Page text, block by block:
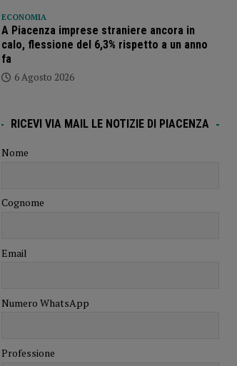
ECONOMIA
A Piacenza imprese straniere ancora in
calo, flessione del 6,3% rispetto a un anno
fa
6 Agosto 2026
RICEVI VIA MAIL LE NOTIZIE DI PIACENZA
Nome
Cognome
Email
Numero WhatsApp
Professione